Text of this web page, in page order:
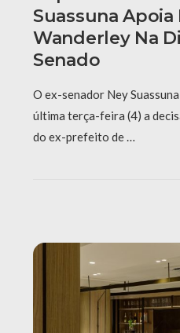
Suassuna Apoia
Wanderley Na
Senado
O ex-senador Ney
última terça-feira (4) a
do ex-prefeito de …